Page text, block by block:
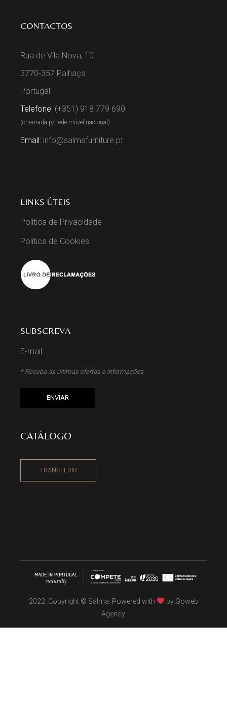
CONTACTOS
Rua de Vila Nova, 10
3770-357 Palhaça
Portugal
Telefone: (+351) 918 779 690
(chamada p/ rede móvel nacional)
Email: info@salmafurniture.pt
LINKS ÚTEIS
Política de Privacidade
Política de Cookies
SUBSCREVA
* Receba as últimas ofertas e informações
ENVIAR
CATÁLOGO
TRANSFERIR
2022. Copyright © Salma. Powered with by Goweb
Agency